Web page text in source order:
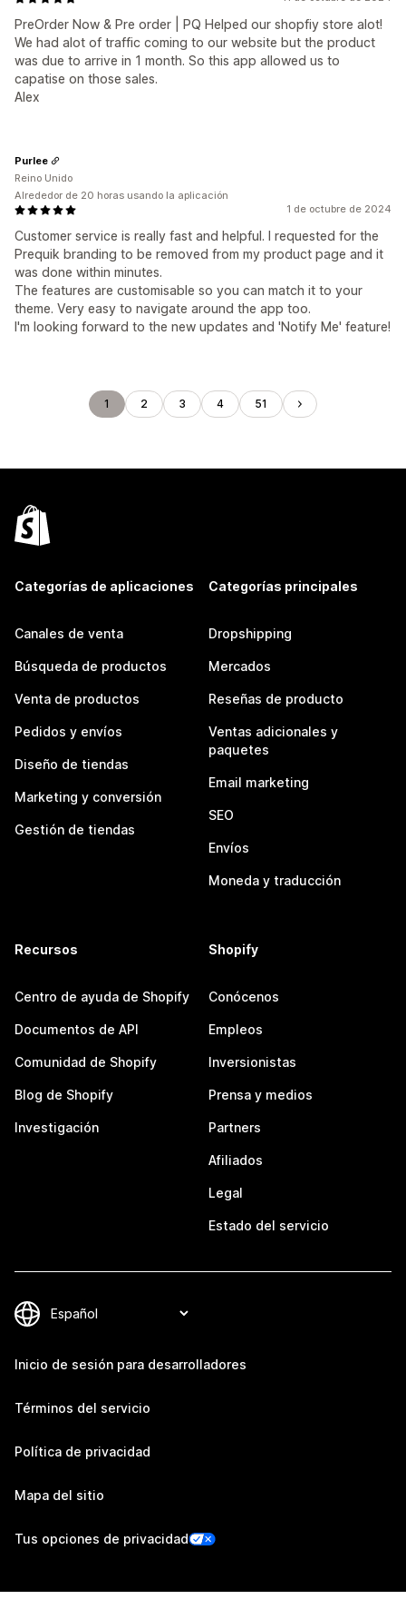
PreOrder Now & Pre order | PQ Helped our shopfiy store alot!
We had alot of traffic coming to our website but the product
was due to arrive in 1 month. So this app allowed us to
capatise on those sales.
Alex
1 de octubre de 2024
Customer service is really fast and helpful. I requested for the
Prequik branding to be removed from my product page and it
was done within minutes.
The features are customisable so you can match it to your
theme. Very easy to navigate around the app too.
I'm looking forward to the new updates and 'Notify Me' feature!
Purlee
Reino Unido
Alrededor de 20 horas usando la aplicación
1 2 3 4 51
Categorías de aplicaciones
Canales de venta
Búsqueda de productos
Venta de productos
Pedidos y envíos
Diseño de tiendas
Marketing y conversión
Gestión de tiendas
Categorías principales
Dropshipping
Mercados
Reseñas de producto
Ventas adicionales y
paquetes
Email marketing
SEO
Envíos
Moneda y traducción
Recursos
Centro de ayuda de Shopify
Documentos de API
Comunidad de Shopify
Blog de Shopify
Investigación
Shopify
Conócenos
Empleos
Inversionistas
Prensa y medios
Partners
Afiliados
Legal
Estado del servicio
Inicio de sesión para desarrolladores
Términos del servicio
Política de privacidad
Mapa del sitio
Tus opciones de privacidad